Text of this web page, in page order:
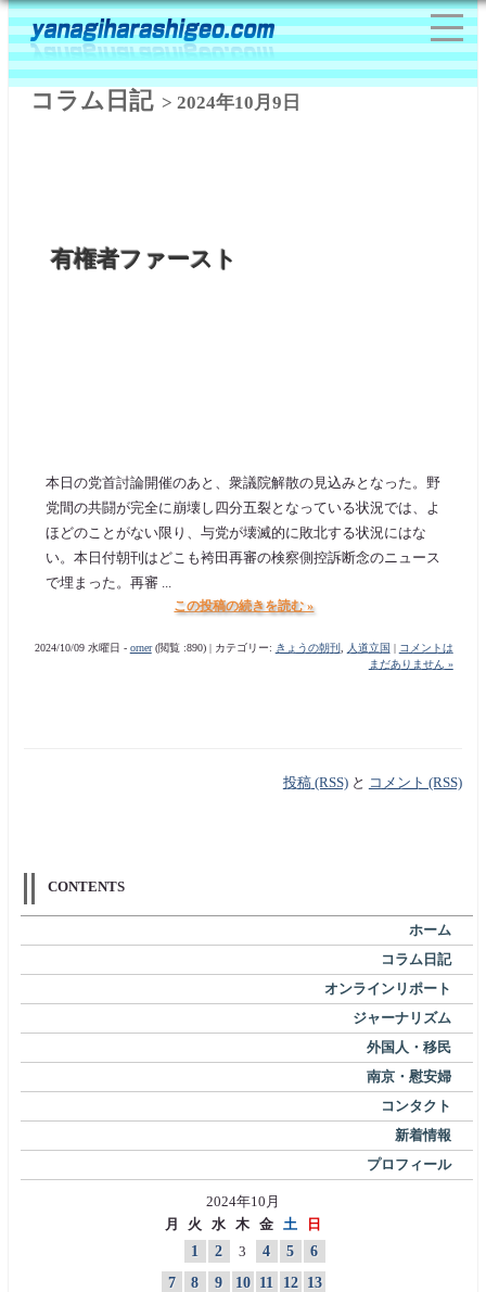
コラム日記> 2024年10月9日
有権者ファースト
本日の党首討論開催のあと、衆議院解散の見込みとなった。野
党間の共闘が完全に崩壊し四分五裂となっている状況では、よ
ほどのことがない限り、与党が壊滅的に敗北する状況にはな
い。本日付朝刊はどこも袴田再審の検察側控訴断念のニュース
で埋まった。再審 ...
この投稿の続きを読む »
2024/10/09 水曜日 - orner(閲覧 :890) | カテゴリー: きょうの朝刊 , 人道立国
コメントは
まだありません »
投稿 (RSS)と コメント (RSS)
CONTENTS
ホーム
コラム日記
オンラインリポート
ジャーナリズム
外国人・移民
南京・慰安婦
コンタクト
新着情報
プロフィール
2024年10月
月
火 水 木 金 土 日
1 2 3 4 5
6
7
8 9 10 11 12
13